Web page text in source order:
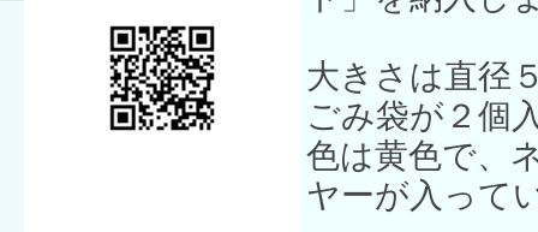
大きさは直径
ごみ袋が２個
色は黄色で、
ヤーが入って